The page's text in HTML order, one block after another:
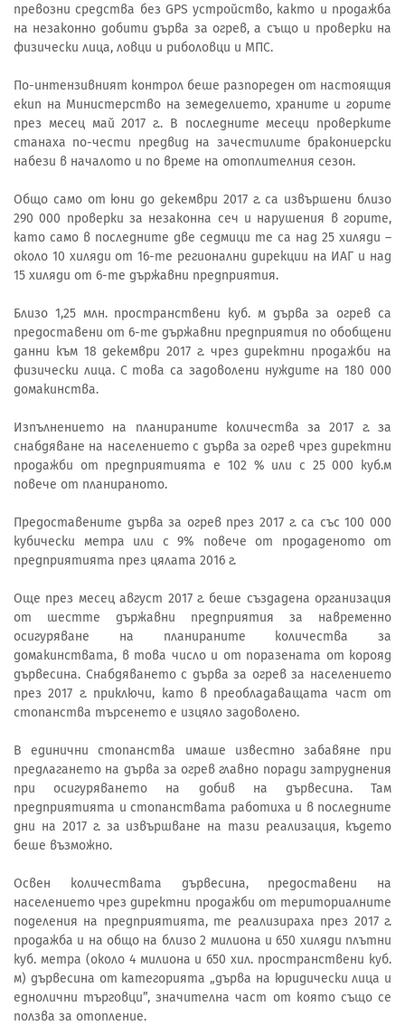
превозни средства без GPS устройство, както и продажба
на незаконно добити дърва за огрев, а също и проверки на
физически лица, ловци и риболовци и МПС.
По-интензивният контрол беше разпореден от настоящия
екип на Министерство на земеделието, храните и горите
през месец май 2017 г.. В последните месеци проверките
станаха по-чести предвид на зачестилите бракониерски
набези в началото и по време на отоплителния сезон.
Общо само от юни до декември 2017 г. са извършени близо
290 000 проверки за незаконна сеч и нарушения в горите,
като само в последните две седмици те са над 25 хиляди –
около 10 хиляди от 16-те регионални дирекции на ИАГ и над
15 хиляди от 6-те държавни предприятия.
Близо 1,25 млн. пространствени куб. м дърва за огрев са
предоставени от 6-те държавни предприятия по обобщени
данни към 18 декември 2017 г. чрез директни продажби на
физически лица. С това са задоволени нуждите на 180 000
домакинства.
Изпълнението на планираните количества за 2017 г. за
снабдяване на населението с дърва за огрев чрез директни
продажби от предприятията е 102 % или с 25 000 куб.м
повече от планираното.
Предоставените дърва за огрев през 2017 г. са със 100 000
кубически метра или с 9% повече от продаденото от
предприятията през цялата 2016 г.
Още през месец август 2017 г. беше създадена организация
от шестте държавни предприятия за навременно
осигуряване на планираните количества за
домакинствата, в това число и от поразената от корояд
дървесина. Снабдяването с дърва за огрев за населението
през 2017 г. приключи, като в преобладаващата част от
стопанства търсенето е изцяло задоволено.
В единични стопанства имаше известно забавяне при
предлагането на дърва за огрев главно поради затруднения
при осигуряването на добив на дървесина. Там
предприятията и стопанствата работиха и в последните
дни на 2017 г. за извършване на тази реализация, където
беше възможно.
Освен количествата дървесина, предоставени на
населението чрез директни продажби от териториалните
поделения на предприятията, те реализираха през 2017 г.
продажба и на общо на близо 2 милиона и 650 хиляди плътни
куб. метра (около 4 милиона и 650 хил. пространствени куб.
м) дървесина от категорията „дърва на юридически лица и
еднолични търговци”, значителна част от която също се
ползва за отопление.